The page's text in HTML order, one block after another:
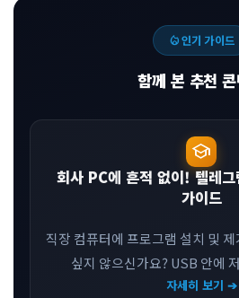
local_fire_department인기 가이드
함께 본 추천
school
회사 PC에 흔적 없이! 텔레
가이드
직장 컴퓨터에 프로그램 설치 및
싶지 않으신가요? USB 안에
자세히 보기 ➔